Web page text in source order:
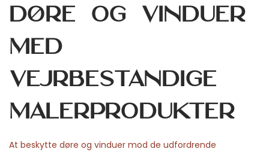
døre og vinduer
med
vejrbestandige
malerprodukter
At beskytte døre og vinduer mod de udfordrende